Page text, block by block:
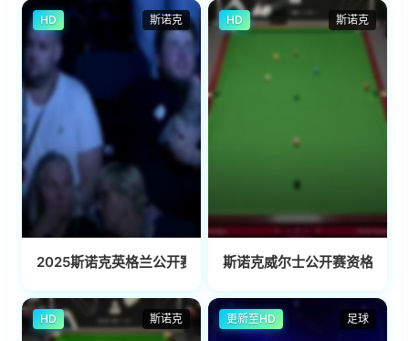
斯诺克
HD
2025斯诺克英格兰公开赛马克·艾伦6-5杰克·琼斯(朱蒙
斯诺克
HD
斯诺克威尔士公开赛资格赛
斯诺克
HD 足球
更新至HD